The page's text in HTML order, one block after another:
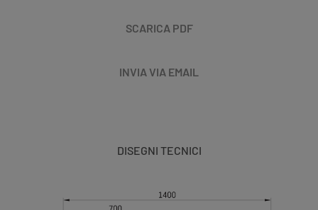
SCARICA PDF
INVIA VIA EMAIL
DISEGNI TECNICI